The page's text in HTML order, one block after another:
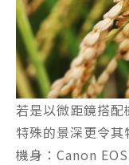
若是以微距鏡搭
特殊的景深更令其
機身：Canon